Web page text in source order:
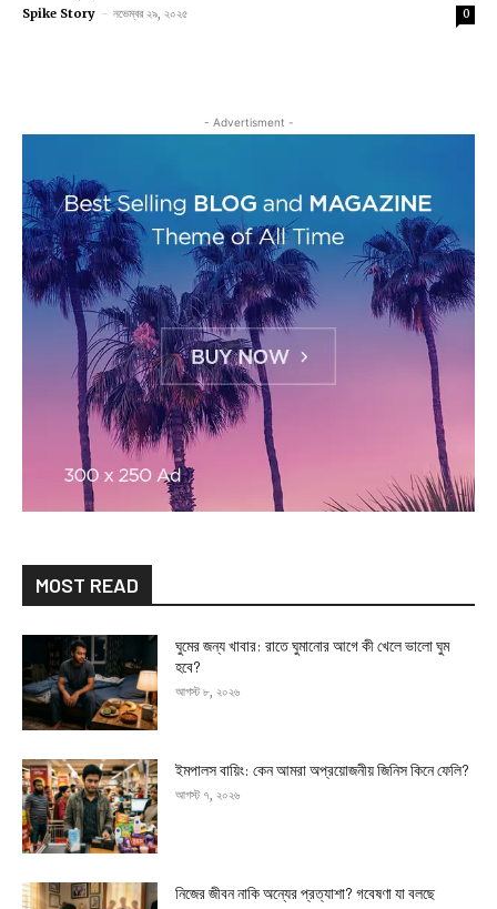
Spike Story - নভেম্বর ২৯, ২০২৫ 0
- Advertisment -
MOST READ
ঘুমের জন্য খাবার: রাতে ঘুমানোর আগে কী খেলে ভালো ঘুম
হবে?
আগস্ট ৮, ২০২৬
ইমপালস বায়িং: কেন আমরা অপ্রয়োজনীয় জিনিস কিনে ফেলি?
আগস্ট ৭, ২০২৬
নিজের জীবন নাকি অন্যের প্রত্যাশা? গবেষণা যা বলছে